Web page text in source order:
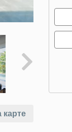
карте